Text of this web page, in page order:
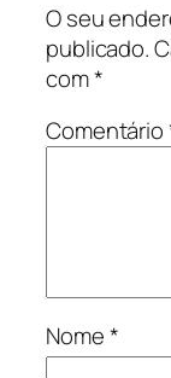
O seu
publicado.
com*
Comentário
Nome*